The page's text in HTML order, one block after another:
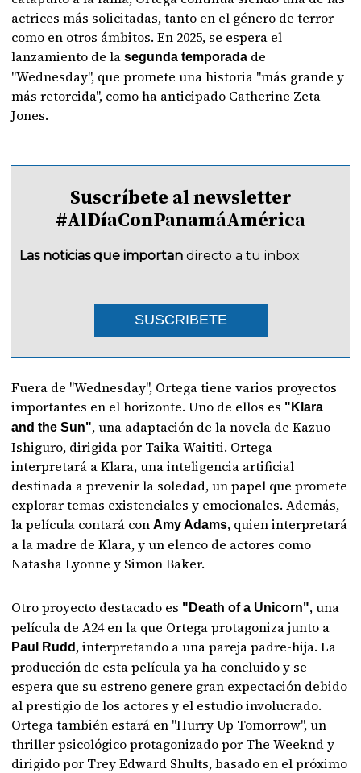
actrices más solicitadas, tanto en el género de terror
como en otros ámbitos. En 2025, se espera el
lanzamiento de lasegunda temporada de
"Wednesday", que promete una historia "más grande y
más retorcida", como ha anticipado Catherine Zeta-
Jones.
Suscríbete al newsletter
#AlDíaConPanamáAmérica
Las noticias que importan directo a tu inbox
SUSCRIBETE
Fuera de "Wednesday", Ortega tiene varios proyectos
importantes en el horizonte. Uno de ellos es "Klara
and the Sun", una adaptación de la novela de Kazuo
Ishiguro, dirigida por Taika Waititi. Ortega
interpretará a Klara, una inteligencia artificial
destinada a prevenir la soledad, un papel que promete
explorar temas existenciales y emocionales. Además,
la película contará conAmy Adams, quien interpretará
a la madre de Klara, y un elenco de actores como
Natasha Lyonne y Simon Baker.
Otro proyecto destacado es "Death of a Unicorn", una
película de A24 en la que Ortega protagoniza junto a
Paul Rudd , interpretando a una pareja padre-hija. La
producción de esta película ya ha concluido y se
espera que su estreno genere gran expectación debido
al prestigio de los actores y el estudio involucrado.
Ortega también estará en "Hurry Up Tomorrow", un
thriller psicológico protagonizado por The Weeknd y
dirigido por Trey Edward Shults, basado en el próximo